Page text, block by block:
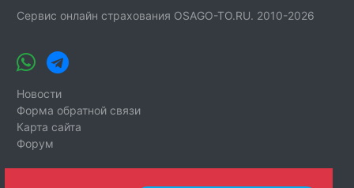
Сервис онлайн страхования OSAGO-TO.RU. 2010-2026
Новости
Форма обратной связи
Карта сайта
Форум